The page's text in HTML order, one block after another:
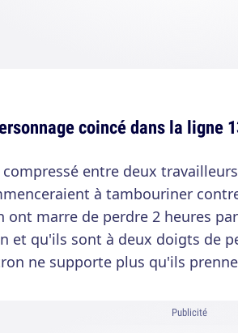
coincé dans la ligne
entre deux
à tambouriner
ont marre de perdre 2 heures
et qu'ils sont à deux doigts de
ne supporte plus qu'ils
Publicité